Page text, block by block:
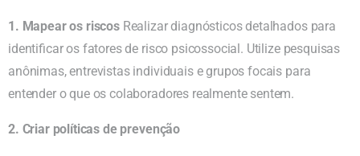
1. Mapear os riscosRealizar diagnósticos detalhados para
identificar os fatores de risco psicossocial. Utilize pesquisas
anônimas, entrevistas individuais e grupos focais para
entender o que os colaboradores realmente sentem.
2. Criar políticas de prevenção